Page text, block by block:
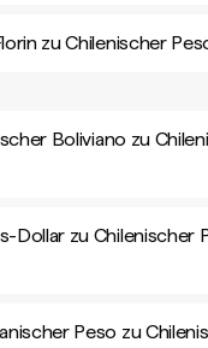
zu Chilenischer
Boliviano zu
Dollar zu Chilenischer
Peso zu